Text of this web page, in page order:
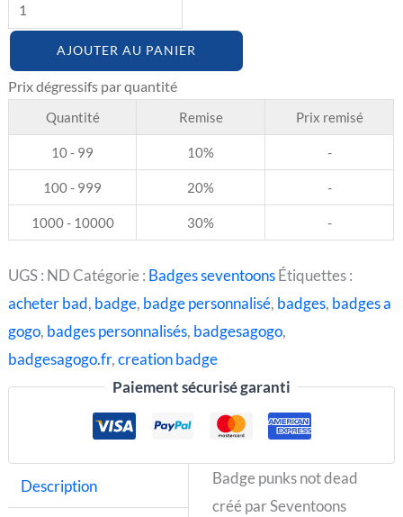
AJOUTER AU PANIER
Quantité Remise Prix remisé
10 - 99 10% -
100 - 999 20% -
1000 - 10000 30% -
UGS : NDCatégorie : Badges seventoonsÉtiquettes :
acheter bad, badge, badge personnalisé, badges, badges a
gogo, badges personnalisés, badgesagogo,
badgesagogo.fr,creation badge
Paiement sécurisé garanti
Description
Badge punks not dead
créé par Seventoons